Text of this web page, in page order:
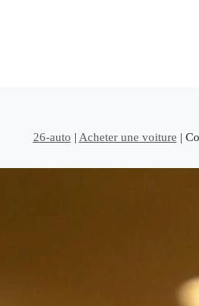
26-auto | Acheter une voiture |